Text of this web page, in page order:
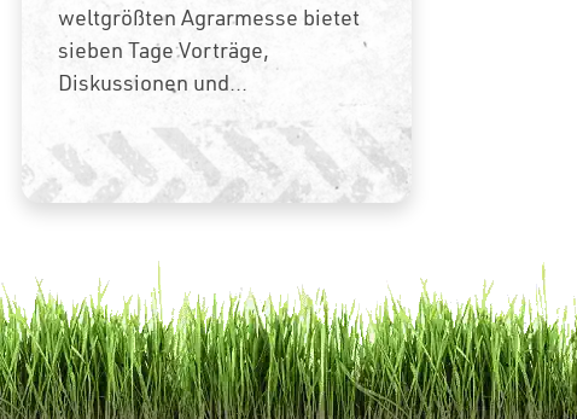
weltgrößten Agrarmesse bietet
sieben Tage Vorträge,
Diskussionen und...